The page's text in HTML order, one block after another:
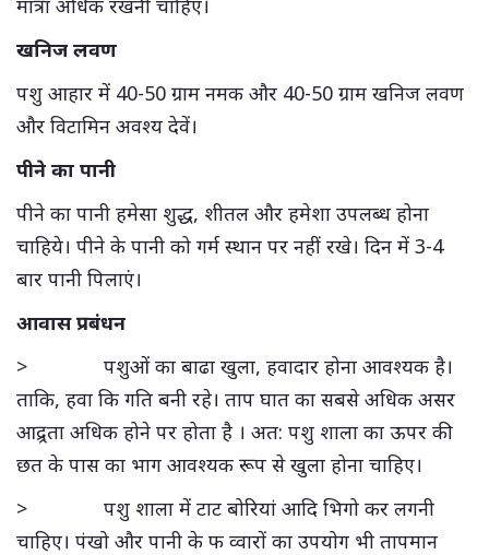
खनिज लवण
पशु आहार में 40-50 ग्राम नमक और 40-50 ग्राम खनिज लवण
और विटामिन अवश्य देवें।
पीने का पानी
पीने का पानी हमेसा शुद्ध, शीतल और हमेशा उपलब्ध होना
चाहिये। पीने के पानी को गर्म स्थान पर नहीं रखे। दिन में 3-4
बार पानी पिलाएं।
आवास प्रबंधन
> पशुओं का बाढा खुला, हवादार होना आवश्यक है।
ताकि, हवा कि गति बनी रहे। ताप घात का सबसे अधिक असर
आद्र्रता अधिक होने पर होता है । अत: पशु शाला का ऊपर की
छत के पास का भाग आवश्यक रूप से खुला होना चाहिए।
> पशु शाला में टाट बोरियां आदि भिगो कर लगनी
चाहिए। पंखो और पानी के फ व्वारों का उपयोग भी तापमान